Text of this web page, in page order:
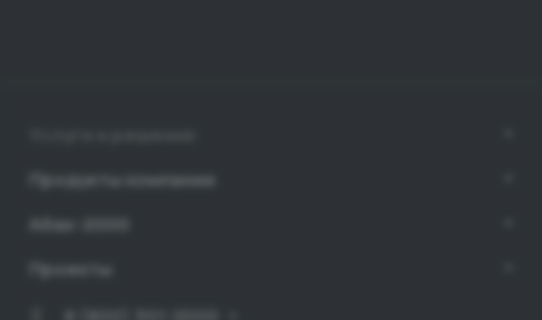
Продукты компании
Абак-2000
Проекты